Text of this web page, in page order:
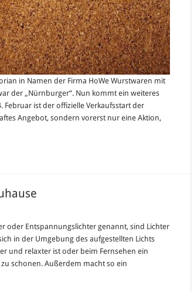
in Namen der Firma HoWe Wurstwaren mit
der „Nürnburger“. Nun kommt ein weiteres
Februar ist der offizielle Verkaufsstart der
Angebot, sondern vorerst nur eine Aktion,
oder Entspannungslichter genannt, sind Lichter
in der Umgebung des aufgestellten Lichts
und relaxter ist oder beim Fernsehen ein
schonen. Außerdem macht so ein